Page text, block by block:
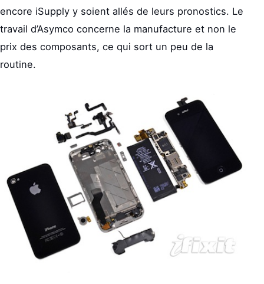
encore iSupply y soient allés de leurs pronostics. Le
travail d’Asymco concerne la manufacture et non le
prix des composants, ce qui sort un peu de la
routine.